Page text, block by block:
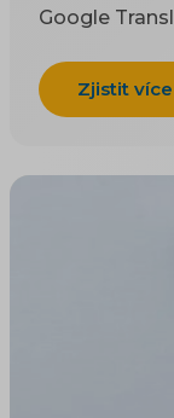
Google
a stále zatím
překladač,
Zjistit více